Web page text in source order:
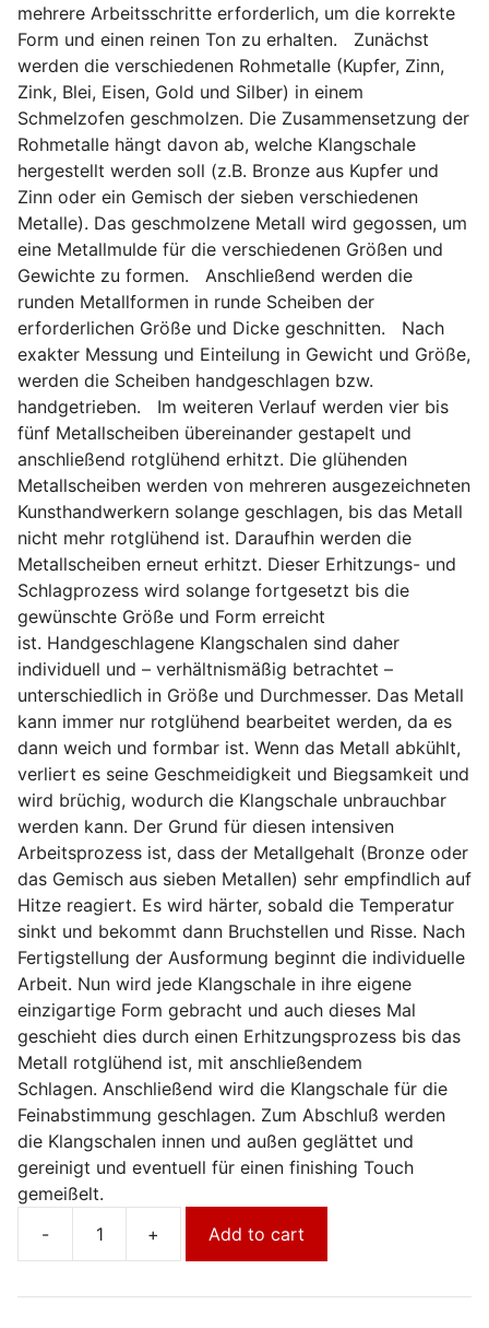
mehrere Arbeitsschritte erforderlich, um die korrekte
Form und einen reinen Ton zu erhalten. Zunächst
werden die verschiedenen Rohmetalle (Kupfer, Zinn,
Zink, Blei, Eisen, Gold und Silber) in einem
Schmelzofen geschmolzen. Die Zusammensetzung der
Rohmetalle hängt davon ab, welche Klangschale
hergestellt werden soll (z.B. Bronze aus Kupfer und
Zinn oder ein Gemisch der sieben verschiedenen
Metalle). Das geschmolzene Metall wird gegossen, um
eine Metallmulde für die verschiedenen Größen und
Gewichte zu formen. Anschließend werden die
runden Metallformen in runde Scheiben der
erforderlichen Größe und Dicke geschnitten. Nach
exakter Messung und Einteilung in Gewicht und Größe,
werden die Scheiben handgeschlagen bzw.
handgetrieben. Im weiteren Verlauf werden vier bis
fünf Metallscheiben übereinander gestapelt und
anschließend rotglühend erhitzt. Die glühenden
Metallscheiben werden von mehreren ausgezeichneten
Kunsthandwerkern solange geschlagen, bis das Metall
nicht mehr rotglühend ist. Daraufhin werden die
Metallscheiben erneut erhitzt. Dieser Erhitzungs- und
Schlagprozess wird solange fortgesetzt bis die
gewünschte Größe und Form erreicht
ist. Handgeschlagene Klangschalen sind daher
individuell und – verhältnismäßig betrachtet –
unterschiedlich in Größe und Durchmesser. Das Metall
kann immer nur rotglühend bearbeitet werden, da es
dann weich und formbar ist. Wenn das Metall abkühlt,
verliert es seine Geschmeidigkeit und Biegsamkeit und
wird brüchig, wodurch die Klangschale unbrauchbar
werden kann. Der Grund für diesen intensiven
Arbeitsprozess ist, dass der Metallgehalt (Bronze oder
das Gemisch aus sieben Metallen) sehr empfindlich auf
Hitze reagiert. Es wird härter, sobald die Temperatur
sinkt und bekommt dann Bruchstellen und Risse. Nach
Fertigstellung der Ausformung beginnt die individuelle
Arbeit. Nun wird jede Klangschale in ihre eigene
einzigartige Form gebracht und auch dieses Mal
geschieht dies durch einen Erhitzungsprozess bis das
Metall rotglühend ist, mit anschließendem
Schlagen. Anschließend wird die Klangschale für die
Feinabstimmung geschlagen. Zum Abschluß werden
die Klangschalen innen und außen geglättet und
gereinigt und eventuell für einen finishing Touch
gemeißelt.
-
Klangschale
quantity
+ Add to cart